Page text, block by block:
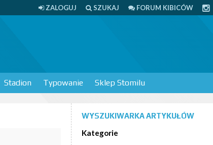
ZALOGUJ SZUKAJ FORUM KIBICÓW
Stadion Typowanie Sklep Stomilu
WYSZUKIWARKA ARTYKUŁÓW
Kategorie